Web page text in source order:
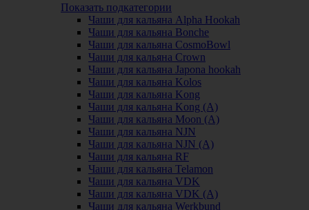
Показать подкатегории
Чаши для кальяна Alpha Hookah
Чаши для кальяна Bonche
Чаши для кальяна CosmoBowl
Чаши для кальяна Crown
Чаши для кальяна Japona hookah
Чаши для кальяна Kolos
Чаши для кальяна Kong
Чаши для кальяна Kong (A)
Чаши для кальяна Moon (А)
Чаши для кальяна NJN
Чаши для кальяна NJN (А)
Чаши для кальяна RF
Чаши для кальяна Telamon
Чаши для кальяна VDK
Чаши для кальяна VDK (А)
Чаши для кальяна Werkbund